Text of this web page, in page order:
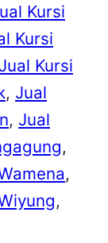
Kursi
Kursi
Jual Kursi
, Jual
, Jual